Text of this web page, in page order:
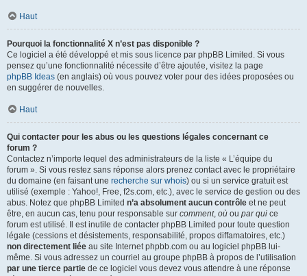
Haut
Pourquoi la fonctionnalité X n’est pas disponible ?
Ce logiciel a été développé et mis sous licence par phpBB Limited. Si vous
pensez qu’une fonctionnalité nécessite d’être ajoutée, visitez la page
phpBB Ideas (en anglais) où vous pouvez voter pour des idées proposées ou
en suggérer de nouvelles.
Haut
Qui contacter pour les abus ou les questions légales concernant ce
forum ?
Contactez n’importe lequel des administrateurs de la liste « L’équipe du
forum ». Si vous restez sans réponse alors prenez contact avec le propriétaire
du domaine (en faisant une recherche sur whois) ou si un service gratuit est
utilisé (exemple : Yahoo!, Free, f2s.com, etc.), avec le service de gestion ou des
abus. Notez que phpBB Limited n’a absolument aucun contrôle et ne peut
être, en aucun cas, tenu pour responsable sur comment, où ou par qui ce
forum est utilisé. Il est inutile de contacter phpBB Limited pour toute question
légale (cessions et désistements, responsabilité, propos diffamatoires, etc.)
non directement liée au site Internet phpbb.com ou au logiciel phpBB lui-
même. Si vous adressez un courriel au groupe phpBB à propos de l’utilisation
par une tierce partie de ce logiciel vous devez vous attendre à une réponse